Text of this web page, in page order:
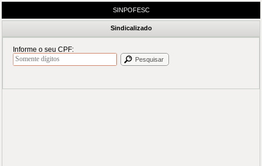
SINPOFESC
Sindicalizado
Informe o seu CPF:
Pesquisar